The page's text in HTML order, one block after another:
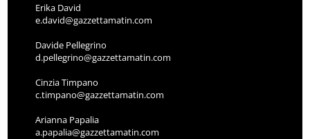
Erika David
e.david@gazzettamatin.com
Davide Pellegrino
d.pellegrino@gazzettamatin.com
Cinzia Timpano
c.timpano@gazzettamatin.com
Arianna Papalia
a.papalia@gazzettamatin.com